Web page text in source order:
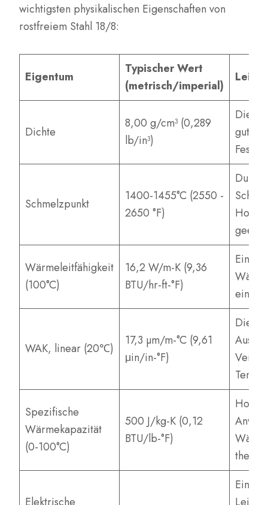
wichtigsten physikalischen Eigenschaften von
rostfreiem Stahl 18/8:
Eigentum
Typischer Wert
(metrisch/imperial)
Dichte
8,00 g/cm³ (0,289
lb/in³)
Die
gute
Schmelzpunkt
1400-1455°C (2550 -
2650 °F)
Durch
Wärmeleitfähigkeit
(100°C)
16,2 W/m-K (9,36
BTU/hr-ft-°F)
Eine
eine
WAK, linear (20℃)
17,3 µm/m-°C (9,61
μin/in-°F)
Die
Spezifische
Wärmekapazität
(0-100°C)
500 J/kg-K (0,12
BTU/lb-°F)
Hoch;
Eine